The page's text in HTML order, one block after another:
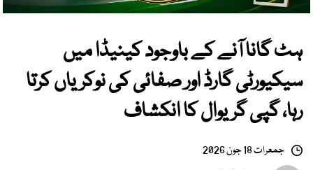
ہٹ گانا آنے کے باوجود کینیڈا میں
سیکیورٹی گارڈ اور صفائی کی نوکریاں کرتا
رہا، گپی گریوال کا انکشاف
جمعرات 18 جون 2026